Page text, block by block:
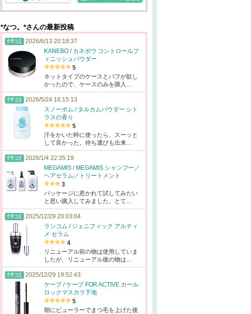
*なつ。*さんの最新投稿
2026/6/13 20:18:37
KANEBO / カネボウ コントロールフ
ィニッシュパウダー
5
ネットタイプのケースとパフが欲し
かったので、ケースのみを購入…
2026/5/24 16:15:13
スノーボム / タルカムパウダー シト
ラスの香り
5
汗をかいた時に使ったら、スーッと
して良かった。持ち運びも出来…
2026/1/4 22:35:19
MEGAMIS / MEGAMIS シャンプー／
ヘアセラム／トリートメント
3
パッケージに惹かれて試してみたい
と思い購入してみました。とて…
2025/12/29 20:03:04
ランコム / ジェニフィック アルティ
メ セラム
4
リニューアル前の物は使用していま
したが、リニューアル後の物は…
2025/12/29 19:52:43
ケープ / ケープ FOR ACTIVE カール
ロックマスカラ下地
5
朝にビューラーでまつ毛を上げた後